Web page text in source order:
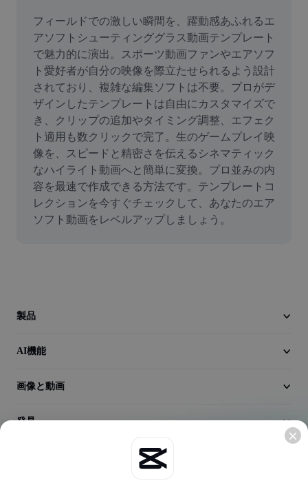
ミームジェネレーター
AI Text Remover
AI People Remover
AI Inpainting
Face Cutout
動画
動画背景削除
動画コンバーター
フィールドでの激しい瞬間を、躍動感あふれるエ
アソフトシューティンググラス動画テンプレート
で魅力的に演出。スポーツ動画ファンやエアソフ
ト愛好者が自分の映像を際立たせられるよう設計
されており、複雑な編集ソフトは不要。プロがデ
ザインしたテンプレートは自由にカスタマイズで
き、クリップの追加やタイミング調整、エフェク
ト適用も数クリックで完了。生のゲームプレイ映
像を、スピードと精密さを伝えるシネマティック
なハイライト動画へと簡単に変換。プロ並みの内
容を最速で作成できる方法です。テンプレートコ
レクションを今すぐチェックして、あなたのエア
ソフト動画をレベルアップしましょう。
製品
AI機能
画像と動画
発見